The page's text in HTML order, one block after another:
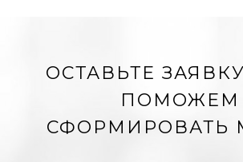
ОСТАВЬТЕ
ПОМОЖЕМ
СФОРМИРОВАТЬ